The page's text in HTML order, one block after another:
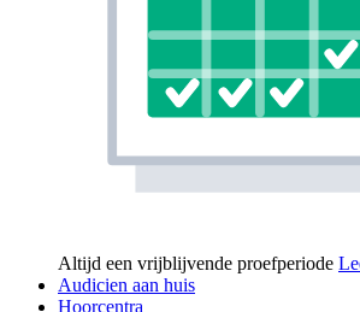
Altijd een vrijblijvende proefperiode
Audicien aan huis
Hoorcentra